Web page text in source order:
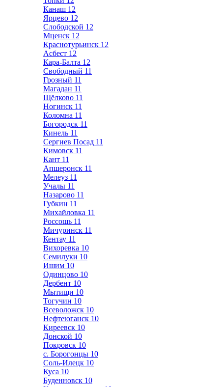
Канаш 12
Ярцево 12
Слободской 12
Мценск 12
Краснотурьинск 12
Асбест 12
Кара-Балта 12
Свободный 11
Грозный 11
Магадан 11
Щёлково 11
Ногинск 11
Коломна 11
Богородск 11
Кинель 11
Сергиев Посад 11
Кимовск 11
Кант 11
Апшеронск 11
Мелеуз 11
Учалы 11
Назарово 11
Губкин 11
Михайловка 11
Россошь 11
Мичуринск 11
Кентау 11
Вихоревка 10
Семилуки 10
Ишим 10
Одинцово 10
Дербент 10
Мытищи 10
Тогучин 10
Всеволожск 10
Нефтеюганск 10
Киреевск 10
Донской 10
Покровск 10
с. Борогонцы 10
Соль-Илецк 10
Куса 10
Буденновск 10